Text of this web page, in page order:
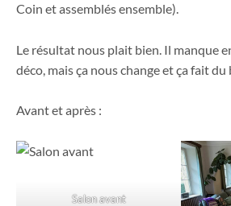
Coin et assemblés ensemble).
Le résultat nous plait bien. Il manque
déco, mais ça nous change et ça fait du
Avant et après :
Salon avant